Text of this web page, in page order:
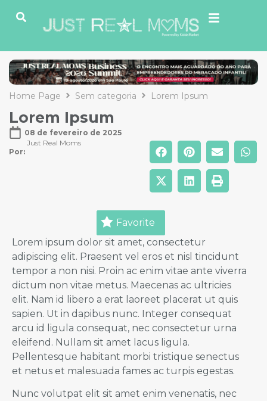
Home Page Sem categoria Lorem Ipsum
Lorem Ipsum
08 de fevereiro de 2025
Por:
Just Real Moms
Favorite
Lorem ipsum dolor sit amet, consectetur
adipiscing elit. Praesent vel eros et nisl tincidunt
tempor a non nisi. Proin ac enim vitae ante viverra
dictum non vitae metus. Maecenas ac ultricies
elit. Nam id libero a erat laoreet placerat ut quis
sapien. Ut in dapibus nunc. Integer consequat
arcu id ligula consequat, nec consectetur urna
eleifend. Nullam sit amet lacus ligula.
Pellentesque habitant morbi tristique senectus
et netus et malesuada fames ac turpis egestas.
Nunc volutpat elit sit amet enim venenatis, nec